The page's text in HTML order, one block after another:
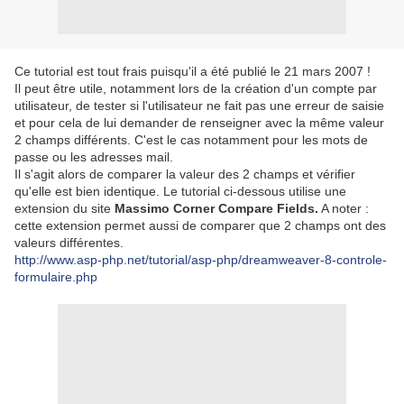
Ce tutorial est tout frais puisqu'il a été publié le 21 mars 2007 !
Il peut être utile, notamment lors de la création d'un compte par
utilisateur, de tester si l'utilisateur ne fait pas une erreur de saisie
et pour cela de lui demander de renseigner avec la même valeur
2 champs différents. C'est le cas notamment pour les mots de
passe ou les adresses mail.
Il s'agit alors de comparer la valeur des 2 champs et vérifier
qu'elle est bien identique. Le tutorial ci-dessous utilise une
extension du site Massimo Corner Compare Fields. A noter :
cette extension permet aussi de comparer que 2 champs ont des
valeurs différentes.
http://www.asp-php.net/tutorial/asp-php/dreamweaver-8-controle-
formulaire.php